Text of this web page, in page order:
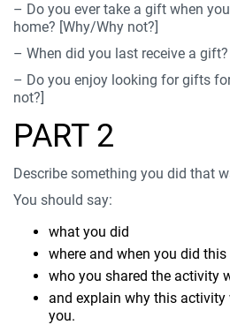
– Do you ever take a gift when
home? [Why/Why not?]
– When did you last receive a
– Do you enjoy looking for gifts
not?]
PART 2
Describe something you did that
You should say:
what you did
where and when you did this
who you shared the activity
and explain why this
you.